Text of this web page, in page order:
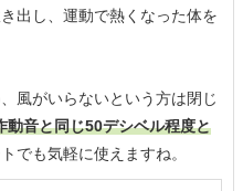
出し、運動で熱くなった体を
風がいらないという方は閉じ
動音と同じ50デシベル程度と
でも気軽に使えますね。